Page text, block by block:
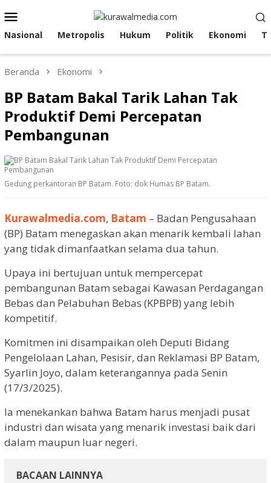
ke
kontenMobile
Nasional Metropolis Hukum Politik Ekonomi
Beranda Ekonomi
BP Batam Bakal Tarik Lahan Tak
Produktif Demi Percepatan
Pembangunan
Gedung perkantoran BP Batam. Foto: dok Humas BP Batam.
Kurawalmedia.com, Batam – Badan Pengusahaan
(BP) Batam menegaskan akan menarik kembali lahan
yang tidak dimanfaatkan selama dua tahun.
Upaya ini bertujuan untuk mempercepat
pembangunan Batam sebagai Kawasan Perdagangan
Bebas dan Pelabuhan Bebas (KPBPB) yang lebih
kompetitif.
Komitmen ini disampaikan oleh Deputi Bidang
Pengelolaan Lahan, Pesisir, dan Reklamasi BP Batam,
Syarlin Joyo, dalam keterangannya pada Senin
(17/3/2025).
Ia menekankan bahwa Batam harus menjadi pusat
industri dan wisata yang menarik investasi baik dari
dalam maupun luar negeri.
BACAAN LAINNYA